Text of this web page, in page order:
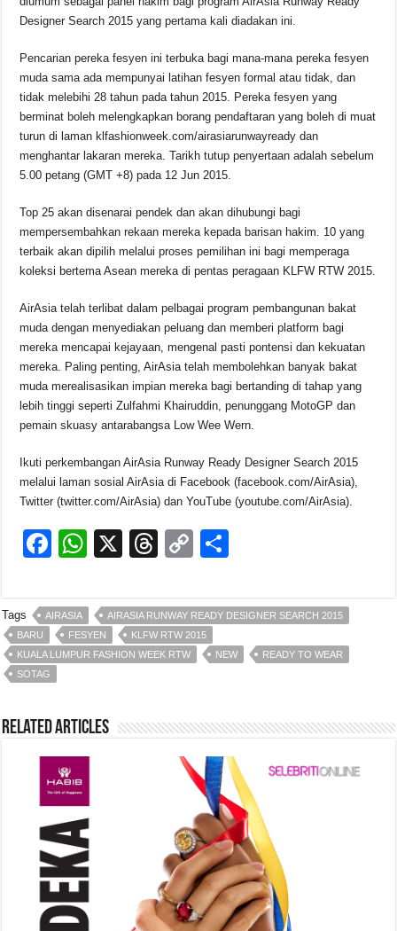
Designer Search 2015 yang pertama kali diadakan ini.
Pencarian pereka fesyen ini terbuka bagi mana-mana pereka fesyen
muda sama ada mempunyai latihan fesyen formal atau tidak, dan
tidak melebihi 28 tahun pada tahun 2015. Pereka fesyen yang
berminat boleh melengkapkan borang pendaftaran yang boleh di muat
turun di laman klfashionweek.com/airasiarunwayready dan
menghantar lakaran mereka. Tarikh tutup penyertaan adalah sebelum
5.00 petang (GMT +8) pada 12 Jun 2015.
Top 25 akan disenarai pendek dan akan dihubungi bagi
mempersembahkan rekaan mereka kepada barisan hakim. 10 yang
terbaik akan dipilih melalui proses pemilihan ini bagi memperaga
koleksi bertema Asean mereka di pentas peragaan KLFW RTW 2015.
AirAsia telah terlibat dalam pelbagai program pembangunan bakat
muda dengan menyediakan peluang dan memberi platform bagi
mereka mencapai kejayaan, mengenal pasti pontensi dan kekuatan
mereka. Paling penting, AirAsia telah membolehkan banyak bakat
muda merealisasikan impian mereka bagi bertanding di tahap yang
lebih tinggi seperti Zulfahmi Khairuddin, penunggang MotoGP dan
pemain skuasy antarabangsa Low Wee Wern.
Ikuti perkembangan AirAsia Runway Ready Designer Search 2015
melalui laman sosial AirAsia di Facebook (facebook.com/AirAsia),
Twitter (twitter.com/AirAsia) dan YouTube (youtube.com/AirAsia).
F
c
e
b
o
o
k
W
at
s
A
p
X
T
e
a
d
C
p
y
Li
ar
e
Tags AIRASIA
AIRASIA RUNWAY READY DESIGNER SEARCH 2015
BARU
FESYEN
KLFW RTW 2015
KUALA LUMPUR FASHION WEEK RTW
NEW
READY TO WEAR
SOTAG
Related Articles